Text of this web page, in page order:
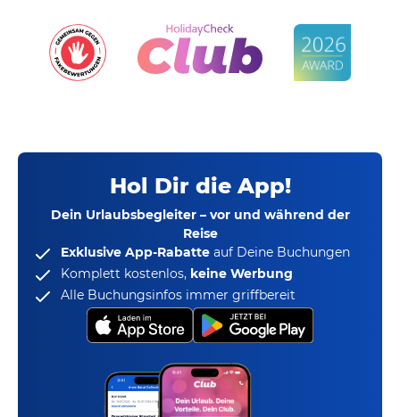
Hol Dir die App!
Dein Urlaubsbegleiter – vor und während der
Reise
Exklusive App-Rabatte auf Deine Buchungen
Komplett kostenlos, keine Werbung
Alle Buchungsinfos immer griffbereit